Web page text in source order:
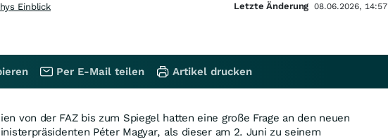
von der FAZ bis zum Spiegel hatten eine große Frage an den neuen
Péter Magyar, als dieser am 2. Juni zu seinem
Einblick Letzte Änderung 08.06.2026, 14:57
Per E-Mail teilen Artikel drucken